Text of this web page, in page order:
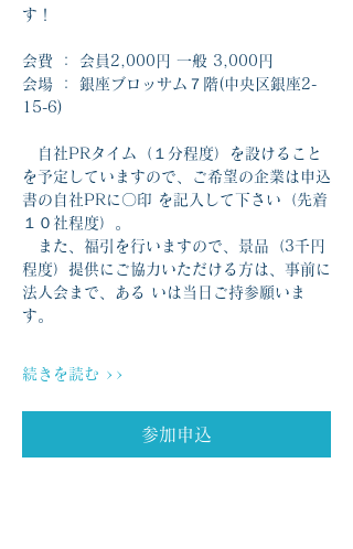
す！
会費 ： 会員2,000円 一般 3,000円
会場 ： 銀座ブロッサム７階(中央区銀座2-
15-6)
自社PRタイム（１分程度）を設けること
を予定していますので、ご希望の企業は申込
書の自社PRに〇印 を記入して下さい（先着
１０社程度）。
また、福引を行いますので、景品（3千円
程度）提供にご協力いただける方は、事前に
法人会まで、ある いは当日ご持参願いま
す。
続きを読む >>
参加申込